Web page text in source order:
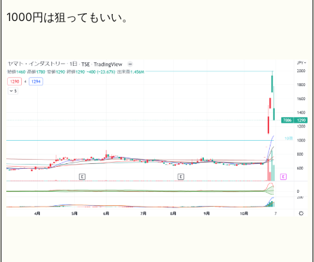
1000円は狙ってもいい。